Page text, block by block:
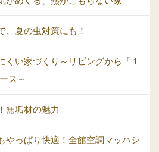
、夏の虫対策にも！
くい家づくり～リビングから「１
ス～
無垢材の魅力
やっぱり快適！全館空調マッハシ